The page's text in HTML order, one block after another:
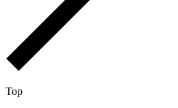
Top